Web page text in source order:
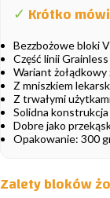
✓ Krótko
Bezzbożowe bloki
Część linii
Wariant żołądkowy
Z mniszkiem
Z trwałymi
Solidna
Dobre jako
Opakowanie: 300
Zalety bloków